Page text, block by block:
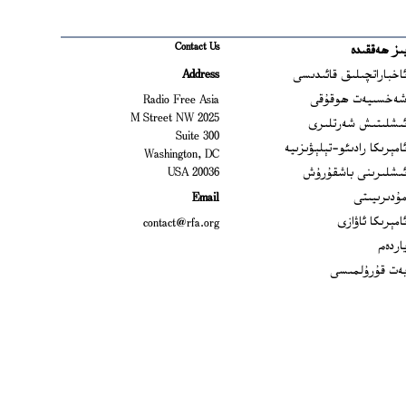
ھەققىدە
ئاخباراتچىلىق قائىدىسى
شەخسىيەت ھوقۇقى
ئىشلىتىش شەرتلىرى
ئامېرىكا رادىئو-تېلېۋىزىيە
ئىشلىرىنى باشقۇرۇش
مۇدىرىيىتى
ئامېرىكا ئاۋازى
ياردەم
بەت قۇرۇلمىسى
Contact Us
Address
Radio Free Asia
2025 M Street NW
Suite 300
Washington, DC
20036 USA
Email
contact@rfa.org